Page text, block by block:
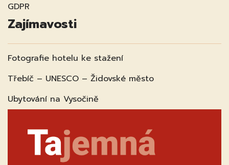
GDPR
Zajímavosti
Fotografie hotelu ke stažení
Třebíč – UNESCO – Židovské město
Ubytování na Vysočině